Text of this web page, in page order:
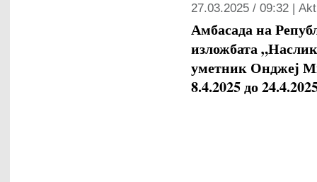
27.03.2025 / 09:32 |
Амбасада на
изложбата
уметник Онджеј
8.4.2025 до